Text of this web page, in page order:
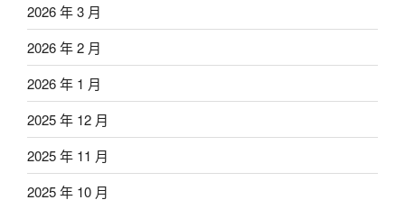
2026 年 3 月
2026 年 2 月
2026 年 1 月
2025 年 12 月
2025 年 11 月
2025 年 10 月